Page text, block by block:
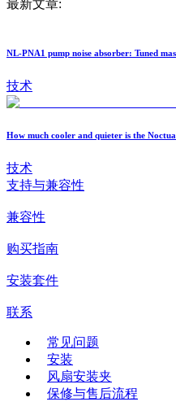
最新文章:
NL-PNA1 pump noise absorber: Tuned
技术
How much cooler and quieter is the
技术
支持与兼容性
兼容性
购买指南
安装套件
联系
常见问题
安装
风扇安装夹
保修与售后流程